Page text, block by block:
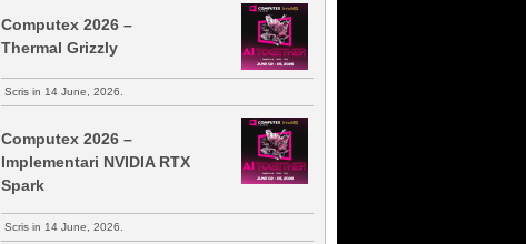
Computex 2026 –
Thermal Grizzly
Scris in 14 June, 2026.
Computex 2026 –
Implementari NVIDIA RTX
Spark
Scris in 14 June, 2026.